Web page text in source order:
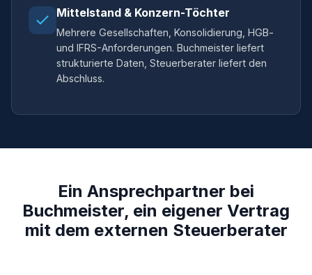
Mittelstand & Konzern-Töchter
Mehrere Gesellschaften, Konsolidierung, HGB-
und IFRS-Anforderungen. Buchmeister liefert
strukturierte Daten, Steuerberater liefert den
Abschluss.
Ein Ansprechpartner bei
Buchmeister, ein eigener Vertrag
mit dem externen Steuerberater